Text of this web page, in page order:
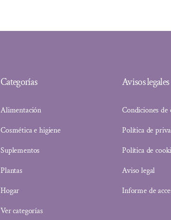
Categorías
Alimentación
Cosmética e higiene
Suplementos
Plantas
Hogar
Ver categorías
Avisos legales
Condiciones de
Política de
Política de
Aviso legal
Informe de